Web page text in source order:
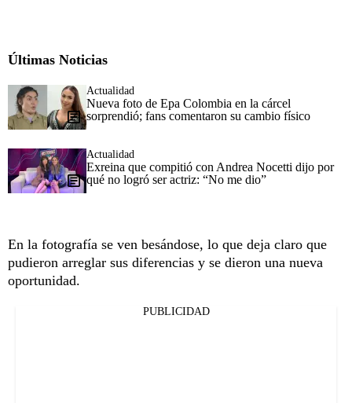
Últimas Noticias
Actualidad
Nueva foto de Epa Colombia en la cárcel
sorprendió; fans comentaron su cambio físico
Actualidad
Exreina que compitió con Andrea Nocetti dijo por
qué no logró ser actriz: “No me dio”
En la fotografía se ven besándose, lo que deja claro que
pudieron arreglar sus diferencias y se dieron una nueva
oportunidad.
PUBLICIDAD